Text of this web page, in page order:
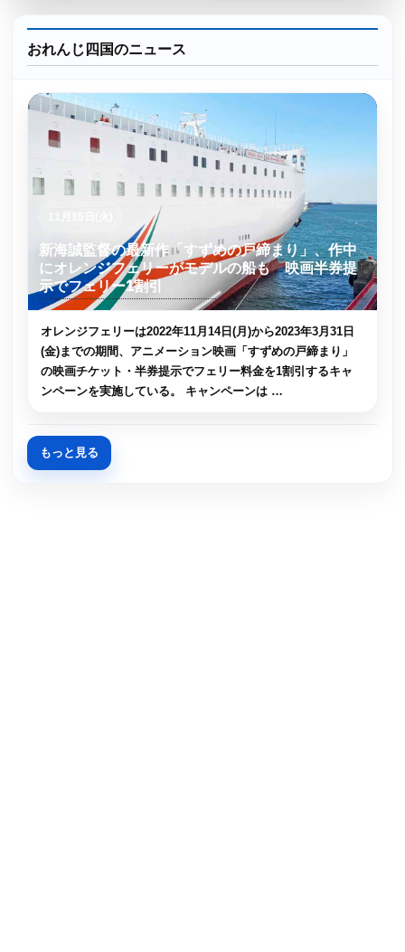
おれんじ四国のニュース
新海誠監督の最新作「すずめの戸締まり」、作中
にオレンジフェリーがモデルの船も 映画半券提
示でフェリー1割引
オレンジフェリーは2022年11月14日(月)から2023年3月31日
(金)までの期間、アニメーション映画「すずめの戸締まり」
の映画チケット・半券提示でフェリー料金を1割引するキャ
ンペーンを実施している。 キャンペーンは …
もっと見る